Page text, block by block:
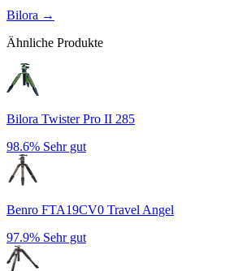
Bilora →
Ähnliche Produkte
Bilora Twister Pro II 285
98.6% Sehr gut
Benro FTA19CV0 Travel Angel
97.9% Sehr gut